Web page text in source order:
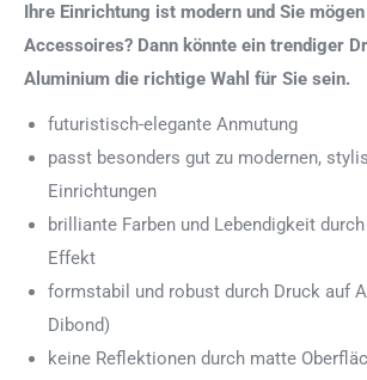
Ihre Einrichtung ist modern und Sie
Accessoires? Dann könnte ein trendiger
Aluminium die richtige Wahl für Sie sein.
futuristisch-elegante Anmutung
passt besonders gut zu modernen,
Einrichtungen
brilliante Farben und Lebendigkeit
Effekt
formstabil und robust durch Druck auf
Dibond)
keine Reflektionen durch matte